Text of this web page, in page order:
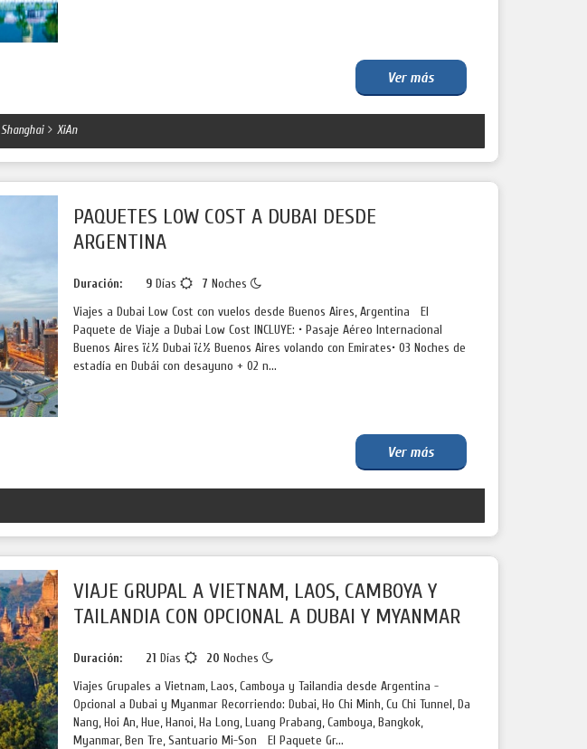
Ver más
Shanghai XiAn
PAQUETES LOW COST A DUBAI DESDE
ARGENTINA
Duración: 9Días 7 Noches
Viajes a Dubai Low Cost con vuelos desde Buenos Aires, Argentina El
Paquete de Viaje a Dubai Low Cost INCLUYE: • Pasaje Aéreo Internacional
Buenos Aires ï¿½ Dubai ï¿½ Buenos Aires volando con Emirates• 03 Noches de
estadía en Dubái con desayuno + 02 n...
Ver más
VIAJE GRUPAL A VIETNAM, LAOS, CAMBOYA Y
TAILANDIA CON OPCIONAL A DUBAI Y MYANMAR
Duración: 21 Días 20 Noches
Viajes Grupales a Vietnam, Laos, Camboya y Tailandia desde Argentina -
Opcional a Dubai y Myanmar Recorriendo: Dubai, Ho Chi Minh, Cu Chi Tunnel, Da
Nang, Hoi An, Hue, Hanoi, Ha Long, Luang Prabang, Camboya, Bangkok,
Myanmar, Ben Tre, Santuario Mi-Son El Paquete Gr...